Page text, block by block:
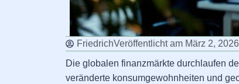
FriedrichVeröffentlicht am März 2, 2026
Die globalen finanzmärkte durchlaufen
veränderte konsumgewohnheiten und